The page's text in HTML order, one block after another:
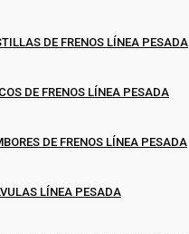
DE FRENOS LÍNEA PESADA
DE FRENOS LÍNEA PESADA
DE FRENOS LÍNEA PESADA
LÍNEA PESADA